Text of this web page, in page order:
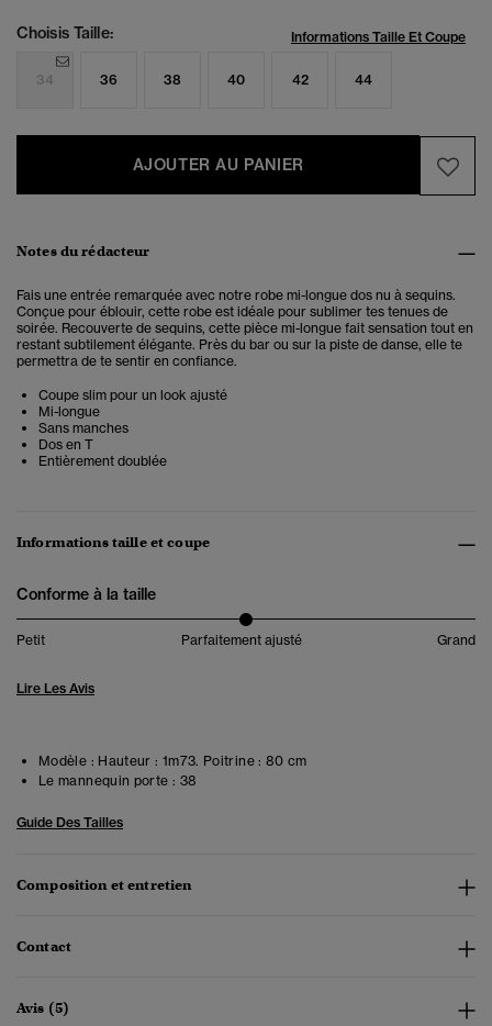
Choisis Taille: Informations Taille Et Coupe
34 36 38 40 42 44
AJOUTER AU PANIER
Notes du rédacteur
Fais une entrée remarquée avec notre robe mi-longue dos nu à sequins.
Conçue pour éblouir, cette robe est idéale pour sublimer tes tenues de
soirée. Recouverte de sequins, cette pièce mi-longue fait sensation tout en
restant subtilement élégante. Près du bar ou sur la piste de danse, elle te
permettra de te sentir en confiance.
Coupe slim pour un look ajusté
Mi-longue
Sans manches
Dos en T
Entièrement doublée
Informations taille et coupe
Conforme à la taille
Petit Parfaitement ajusté Grand
Lire Les Avis
Modèle : Hauteur : 1m73. Poitrine : 80 cm
Le mannequin porte : 38
Guide Des Tailles
Composition et entretien
Contact
Avis (5)